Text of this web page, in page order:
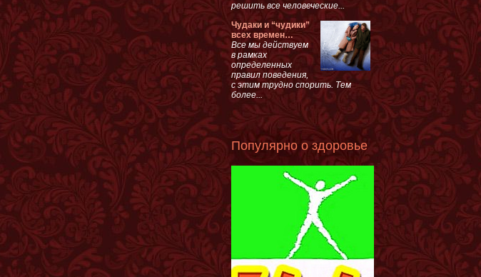
решить все человеческие...
Чудаки и “чудики”
всех времен…
Все мы действуем
в рамках
определенных
правил поведения,
с этим трудно спорить. Тем
более...
Популярно о здоровье